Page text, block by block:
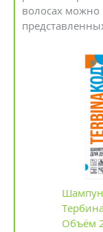
волосах
Объём